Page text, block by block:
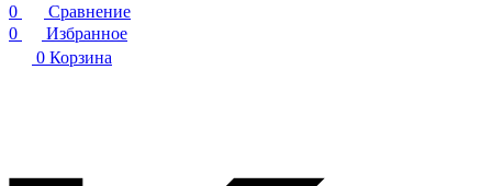
0
Сравнение
0
Избранное
0 Корзина